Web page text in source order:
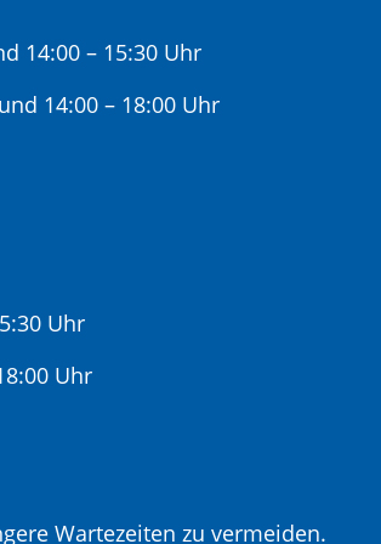
14:00 – 15:30 Uhr
14:00 – 18:00 Uhr
Uhr
Uhr
Wartezeiten zu vermeiden.